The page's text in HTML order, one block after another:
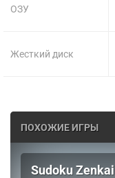
ОЗУ
Жесткий диск
ПОХОЖИЕ ИГРЫ
Sudoku Zenkai